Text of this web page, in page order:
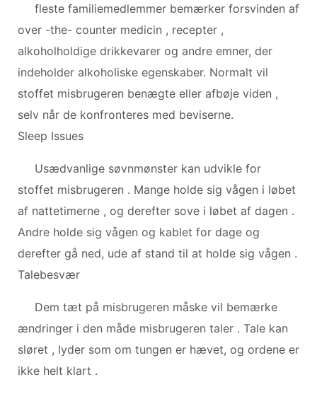
fleste familiemedlemmer bemærker forsvinden af
over -the- counter medicin , recepter ,
alkoholholdige drikkevarer og andre emner, der
indeholder alkoholiske egenskaber. Normalt vil
stoffet misbrugeren benægte eller afbøje viden ,
selv når de konfronteres med beviserne.
Sleep Issues
Usædvanlige søvnmønster kan udvikle for
stoffet misbrugeren . Mange holde sig vågen i løbet
af nattetimerne , og derefter sove i løbet af dagen .
Andre holde sig vågen og kablet for dage og
derefter gå ned, ude af stand til at holde sig vågen .
Talebesvær
Dem tæt på misbrugeren måske vil bemærke
ændringer i den måde misbrugeren taler . Tale kan
sløret , lyder som om tungen er hævet, og ordene er
ikke helt klart .